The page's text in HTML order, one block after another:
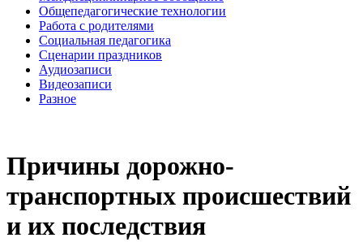
Общепедагогические технологии
Работа с родителями
Социальная педагогика
Сценарии праздников
Аудиозаписи
Видеозаписи
Разное
Причины дорожно-
транспортных происшествий
и их последствия